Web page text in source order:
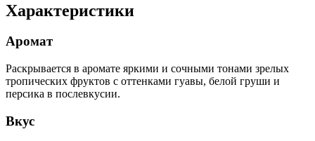
Характеристики
Аромат
Раскрывается в аромате яркими и сочными тонами зрелых
тропических фруктов с оттенками гуавы, белой груши и
персика в послевкусии.
Вкус